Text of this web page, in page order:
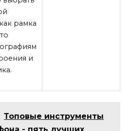
рамка
и
Топовые инструменты